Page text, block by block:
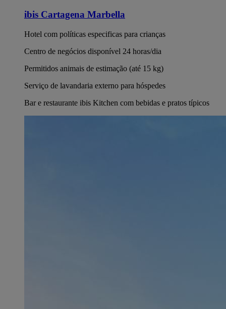
ibis Cartagena Marbella
Hotel com políticas especificas para crianças
Centro de negócios disponível 24 horas/dia
Permitidos animais de estimação (até 15 kg)
Serviço de lavandaria externo para hóspedes
Bar e restaurante ibis Kitchen com bebidas e pratos típicos